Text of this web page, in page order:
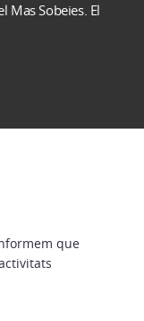
Mas Sobeies. El
que